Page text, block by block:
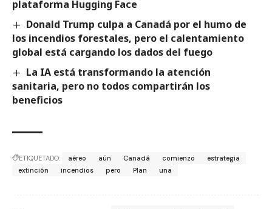
plataforma Hugging Face
Donald Trump culpa a Canadá por el humo de
los incendios forestales, pero el calentamiento
global está cargando los dados del fuego
La IA está transformando la atención
sanitaria, pero no todos compartirán los
beneficios
ETIQUETADO: aéreo aún Canadá comienzo
estrategia
extinción
incendios pero Plan una